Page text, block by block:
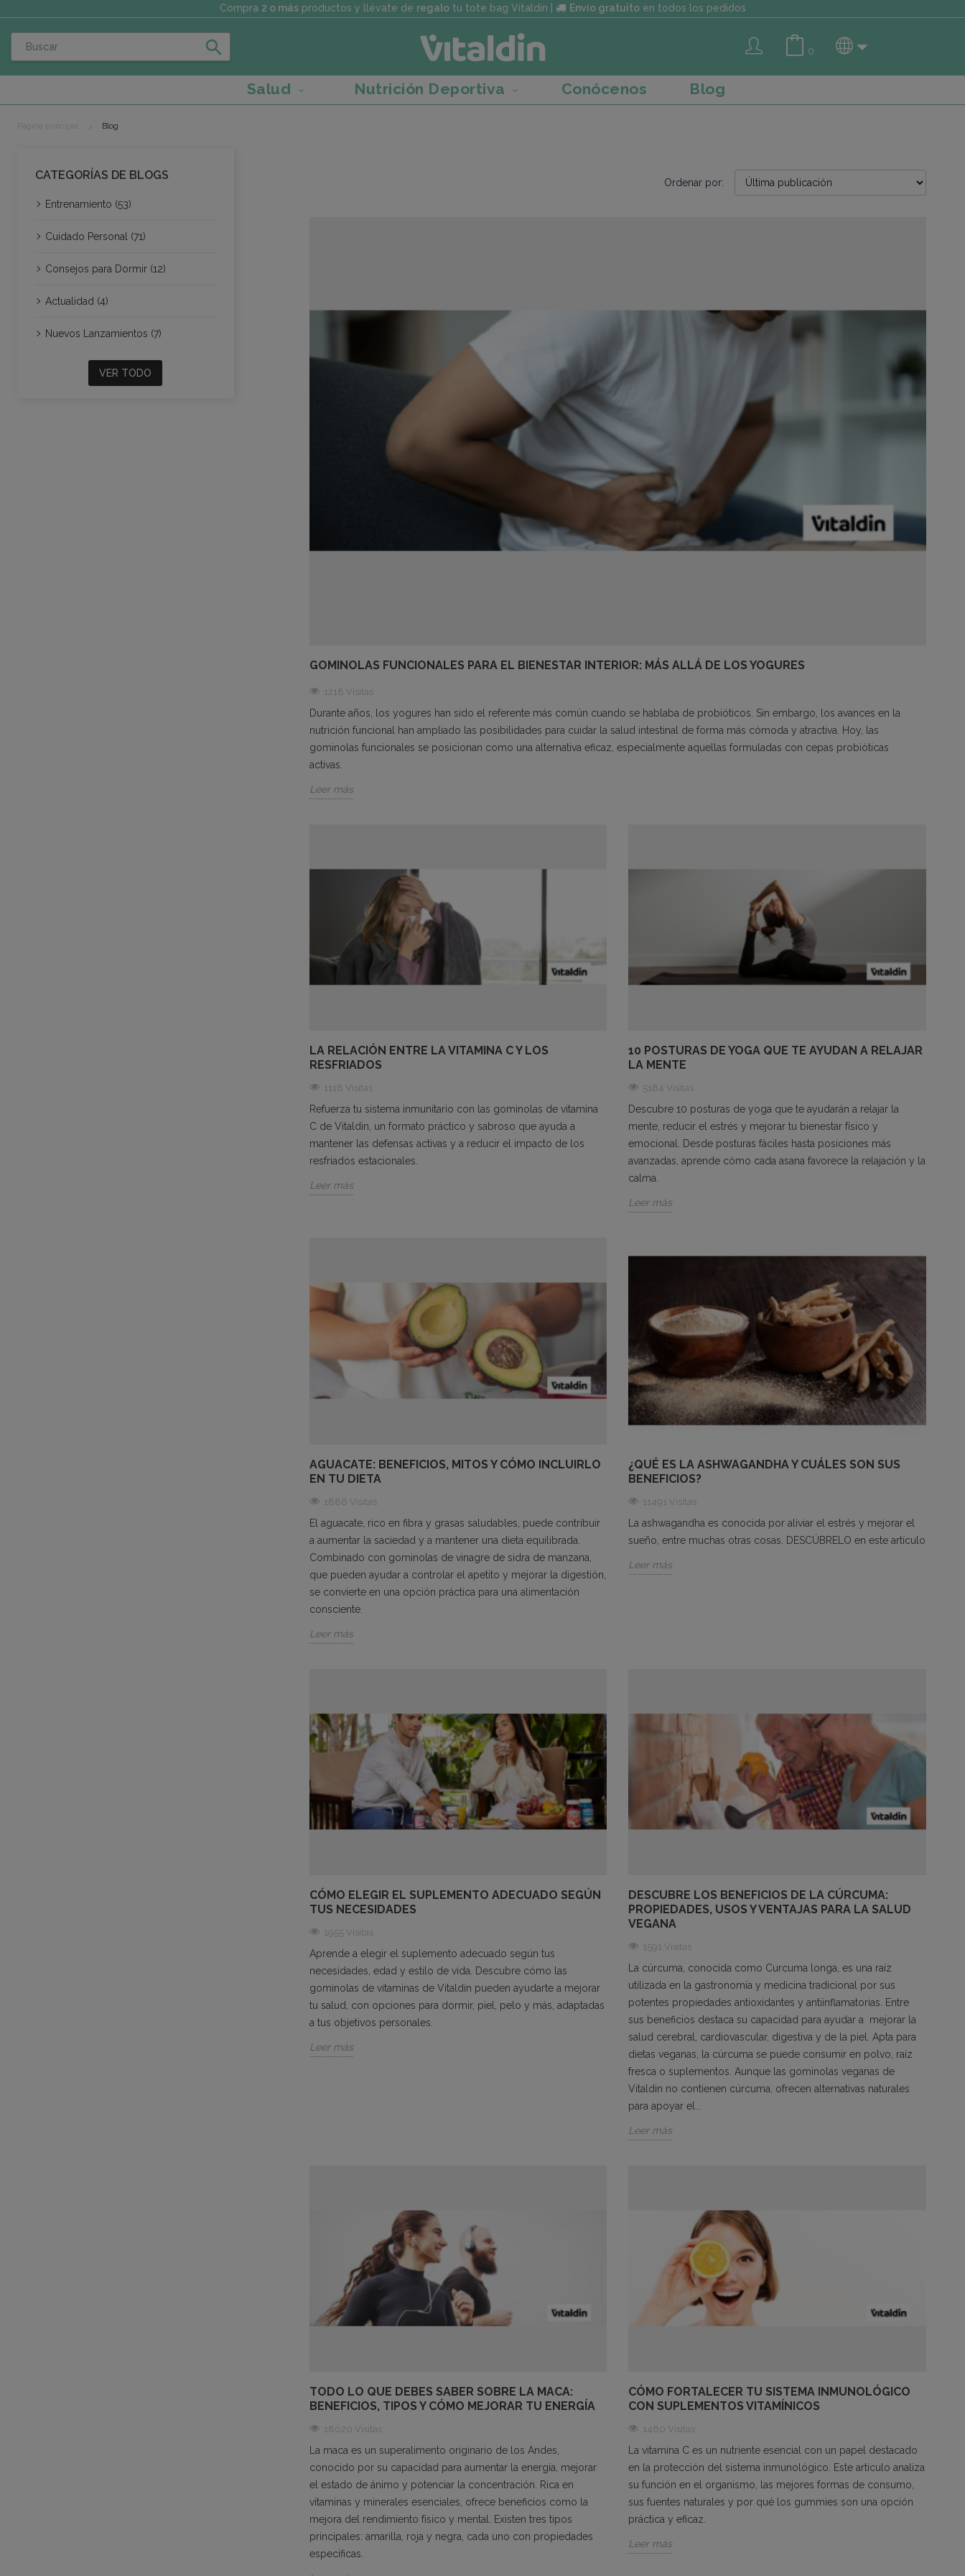
Compra 2 o másproductos y llévate de regalotu tote bag Vitaldin | Envío gratuitoen todos los pedidos
search 0
Salud Nutrición Deportiva Conócenos Blog
Blog
CATEGORÍAS DE BLOGS
Entrenamiento (53)
Cuidado Personal (71)
Consejos para Dormir (12)
Actualidad (4)
Nuevos Lanzamientos (7)
VER TODO
Ordenar por:
GOMINOLAS FUNCIONALES PARA EL BIENESTAR INTERIOR: MÁS ALLÁ DE LOS YOGURES
1218 Visitas
Durante años, los yogures han sido el referente más común cuando se hablaba de probióticos. Sin embargo, los avances en la
nutrición funcional han ampliado las posibilidades para cuidar la salud intestinal de forma más cómoda y atractiva. Hoy, las
gominolas funcionales se posicionan como una alternativa eficaz, especialmente aquellas formuladas con cepas probióticas
activas.
Leer más
LA RELACIÓN ENTRE LA VITAMINA C Y LOS
RESFRIADOS
1118 Visitas
Refuerza tu sistema inmunitario con las gominolas de vitamina
C de Vitaldin, un formato práctico y sabroso que ayuda a
mantener las defensas activas y a reducir el impacto de los
resfriados estacionales.
Leer más
10 POSTURAS DE YOGA QUE TE AYUDAN A RELAJAR
LA MENTE
5184 Visitas
Descubre 10 posturas de yoga que te ayudarán a relajar la
mente, reducir el estrés y mejorar tu bienestar físico y
emocional. Desde posturas fáciles hasta posiciones más
avanzadas, aprende cómo cada asana favorece la relajación y la
calma.
Leer más
AGUACATE: BENEFICIOS, MITOS Y CÓMO INCLUIRLO
EN TU DIETA
1886 Visitas
El aguacate, rico en fibra y grasas saludables, puede contribuir
a aumentar la saciedad y a mantener una dieta equilibrada.
Combinado con gominolas de vinagre de sidra de manzana,
que pueden ayudar a controlar el apetito y mejorar la digestión,
se convierte en una opción práctica para una alimentación
consciente.
Leer más
¿QUÉ ES LA ASHWAGANDHA Y CUÁLES SON SUS
BENEFICIOS?
11491 Visitas
La ashwagandha es conocida por aliviar el estrés y mejorar el
sueño, entre muchas otras cosas. DESCÚBRELO en este artículo
Leer más
CÓMO ELEGIR EL SUPLEMENTO ADECUADO SEGÚN
TUS NECESIDADES
1955 Visitas
Aprende a elegir el suplemento adecuado según tus
necesidades, edad y estilo de vida. Descubre cómo las
gominolas de vitaminas de Vitaldin pueden ayudarte a mejorar
tu salud, con opciones para dormir, piel, pelo y más, adaptadas
a tus objetivos personales.
Leer más
DESCUBRE LOS BENEFICIOS DE LA CÚRCUMA:
PROPIEDADES, USOS Y VENTAJAS PARA LA SALUD
VEGANA
1591 Visitas
La cúrcuma, conocida como Curcuma longa, es una raíz
utilizada en la gastronomía y medicina tradicional por sus
potentes propiedades antioxidantes y antiinflamatorias. Entre
sus beneficios destaca su capacidad para ayudar a mejorar la
salud cerebral, cardiovascular, digestiva y de la piel. Apta para
dietas veganas, la cúrcuma se puede consumir en polvo, raíz
fresca o suplementos. Aunque las gominolas veganas de
Vitaldin no contienen cúrcuma, ofrecen alternativas naturales
para apoyar el...
Leer más
TODO LO QUE DEBES SABER SOBRE LA MACA:
BENEFICIOS, TIPOS Y CÓMO MEJORAR TU ENERGÍA
18020 Visitas
La maca es un superalimento originario de los Andes,
conocido por su capacidad para aumentar la energía, mejorar
el estado de ánimo y potenciar la concentración. Rica en
vitaminas y minerales esenciales, ofrece beneficios como la
mejora del rendimiento físico y mental. Existen tres tipos
principales: amarilla, roja y negra, cada uno con propiedades
específicas.
CÓMO FORTALECER TU SISTEMA INMUNOLÓGICO
CON SUPLEMENTOS VITAMÍNICOS
1460 Visitas
La vitamina C es un nutriente esencial con un papel destacado
en la protección del sistema inmunológico. Este artículo analiza
su función en el organismo, las mejores formas de consumo,
sus fuentes naturales y por qué los gummies son una opción
práctica y eficaz.
Leer más